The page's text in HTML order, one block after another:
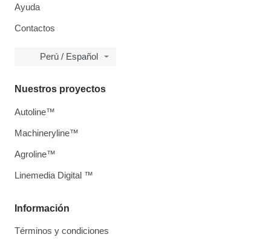
Ayuda
Contactos
Perú / Español
Información
Términos y condiciones
Nuestros proyectos
Autoline™
Machineryline™
Agroline™
Linemedia Digital ™